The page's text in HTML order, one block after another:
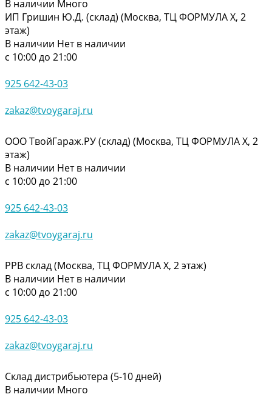
В наличии Много
ИП Гришин Ю.Д. (склад) (Москва, ТЦ ФОРМУЛА Х, 2
этаж)
В наличии Нет в наличии
с 10:00 до 21:00
925 642-43-03
zakaz@tvoygaraj.ru
ООО ТвойГараж.РУ (склад) (Москва, ТЦ ФОРМУЛА Х, 2
этаж)
В наличии Нет в наличии
с 10:00 до 21:00
925 642-43-03
zakaz@tvoygaraj.ru
РРВ склад (Москва, ТЦ ФОРМУЛА Х, 2 этаж)
В наличии Нет в наличии
с 10:00 до 21:00
925 642-43-03
zakaz@tvoygaraj.ru
Склад дистрибьютера (5-10 дней)
В наличии Много